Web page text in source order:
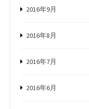
2016年9月
2016年8月
2016年7月
2016年6月